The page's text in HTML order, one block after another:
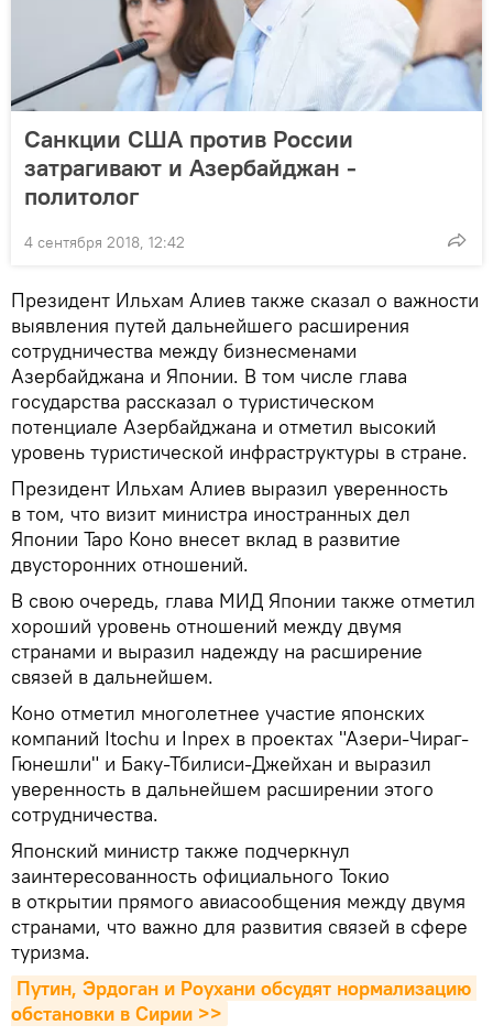
Санкции США против России
затрагивают и Азербайджан -
политолог
4 сентября 2018, 12:42
Президент Ильхам Алиев также сказал о важности
выявления путей дальнейшего расширения
сотрудничества между бизнесменами
Азербайджана и Японии. В том числе глава
государства рассказал о туристическом
потенциале Азербайджана и отметил высокий
уровень туристической инфраструктуры в стране.
Президент Ильхам Алиев выразил уверенность
в том, что визит министра иностранных дел
Японии Таро Коно внесет вклад в развитие
двусторонних отношений.
В свою очередь, глава МИД Японии также отметил
хороший уровень отношений между двумя
странами и выразил надежду на расширение
связей в дальнейшем.
Коно отметил многолетнее участие японских
компаний Itochu и Inpex в проектах "Азери-Чираг-
Гюнешли" и Баку-Тбилиси-Джейхан и выразил
уверенность в дальнейшем расширении этого
сотрудничества.
Японский министр также подчеркнул
заинтересованность официального Токио
в открытии прямого авиасообщения между двумя
странами, что важно для развития связей в сфере
туризма.
Путин, Эрдоган и Роухани обсудят нормализацию
обстановки в Сирии >>